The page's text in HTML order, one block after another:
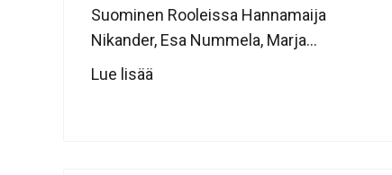
Suominen Rooleissa Hannamaija
Nikander, Esa Nummela, Marja...
Lue lisää